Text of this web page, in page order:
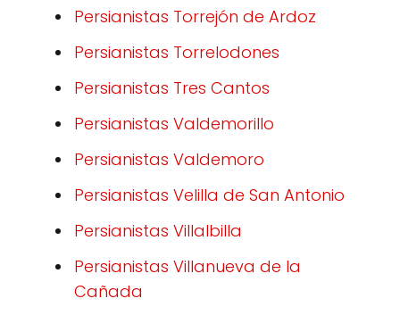
Persianistas Torrejón de Ardoz
Persianistas Torrelodones
Persianistas Tres Cantos
Persianistas Valdemorillo
Persianistas Valdemoro
Persianistas Velilla de San Antonio
Persianistas Villalbilla
Persianistas Villanueva de la
Cañada